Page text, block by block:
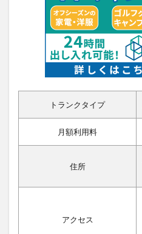
トランクタイプ
月額利用料
住所
アクセス